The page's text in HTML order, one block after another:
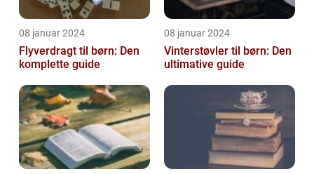
08 januar 2024
Flyverdragt til børn: Den
komplette guide
08 januar 2024
Vinterstøvler til børn: Den
ultimative guide